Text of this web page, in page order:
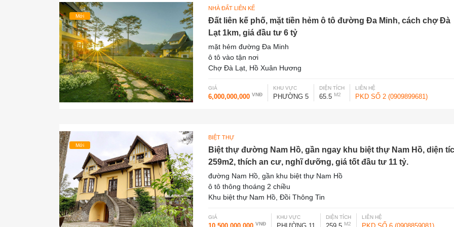
Mới
NHÀ ĐẤT LIÊN KẾ
Đất liên kế phố, mặt tiền hẻm ô tô đường Đa Minh, cách chợ Đà
Lạt 1km, giá đầu tư 6 tỷ
mặt hẻm đường Đa Minh
ô tô vào tận nơi
Chợ Đà Lạt, Hồ Xuân Hương
GIÁ
6,000,000,000 VNĐ
KHU VỰC
PHƯỜNG 5
DIỆN TÍCH
65.5 M2
LIÊN HỆ
PKD SỐ 2 (0909899681)
Mới
BIỆT THỰ
Biệt thự đường Nam Hồ, gần ngay khu biệt thự Nam Hồ, diện
259m2, thích an cư, nghĩ dưỡng, giá tốt đầu tư 11 tỷ.
đường Nam Hồ, gần khu biệt thự Nam Hồ
ô tô thông thoáng 2 chiều
Khu biệt thự Nam Hồ, Đồi Thông Tin
GIÁ
VNĐ
KHU VỰC DIỆN TÍCH
M2
LIÊN HỆ